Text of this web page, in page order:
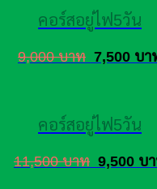
คอร์สอยู่ไฟ5วัน
9,000 บาท 7,500 บา
คอร์สอยู่ไฟ5วัน
11,500 บาท 9,500 บ